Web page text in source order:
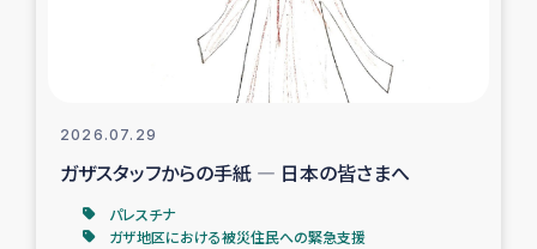
緊急支援事業
女性の生計向上を通じた子どもの栄養改善事業
民際教育
食べる
2026.07.29
ガザスタッフからの手紙 ― 日本の皆さまへ
パレスチナ
ガザ地区における被災住民への緊急支援